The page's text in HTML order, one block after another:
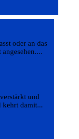
oder an das
und
kehrt damit...